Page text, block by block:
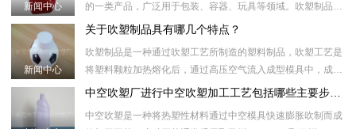
新闻中心
的一类产品，广泛用于包装、容器、玩具等领域。吹塑制品制
作过程中，首先将塑料颗粒加热到合适的温度，然后将塑料颗
新闻中心
关于吹塑制品具有哪几个特点？
吹塑制品是一种通过吹塑工艺所制造的塑料制品，吹塑工艺是
将塑料颗粒加热熔化后，通过高压空气流入成型模具中，成型
模具内部的形状和壁厚受压力和温度控制。随后，通过冷却模中空吹塑厂进行中空吹塑加工工艺包括哪些主要步骤？
中空吹塑是一种将热塑性材料通过中空模具快速膨胀吹制而成